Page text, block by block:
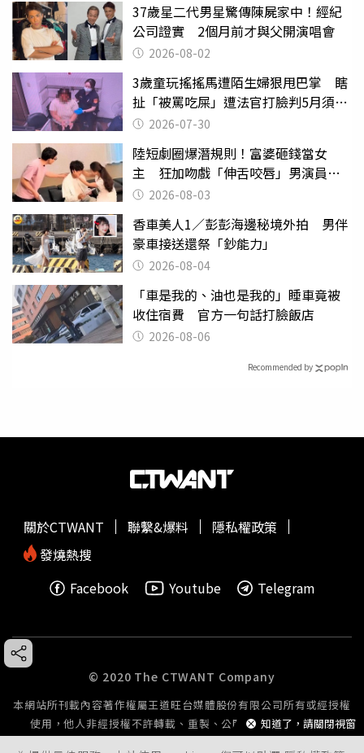
37歲星二代男星驚傳陳屍家中！經紀
公司證實 2個月前才與父開演唱會
2026-08-02
3歲童玩搖搖馬遭陌生婦狠甩巴掌 瞎
扯「被罵吃屎」遭法官打臉判5月須入
監 2026-07-30
陸短劇圈爆潛規則！富婆砸錢當女
主 狂加吻戲「伸舌咬唇」男演員崩
潰 2026-08-03
香車美人1／彭彭海邊秘境外拍 男伴
豪車接送還祭「鈔能力」
2026-08-04
「車是我的、油也是我的」睡車竟被
收住宿費 官方一句話打臉飯店
2026-08-06
Recommended by
知道了，請關閉視窗
關於CTWANT 聯繫&爆料
隱私權政策
發燒熱搜
Facebook
Youtube Telegram
© 2020 The CTWANT Company
本網站所刊載內容著作權屬王道旺台媒體股份有限公司所有或經授權
使用，他人非經授權不許轉載、重製、公開播送或公開傳輸。